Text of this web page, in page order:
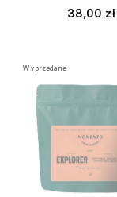
38,00 zł
Wyprzedane